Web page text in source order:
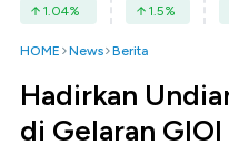
1.04% 1.5%
HOME News Berita
Hadirkan
di Gelaran